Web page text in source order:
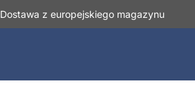
Dostawa z europejskiego magazynu